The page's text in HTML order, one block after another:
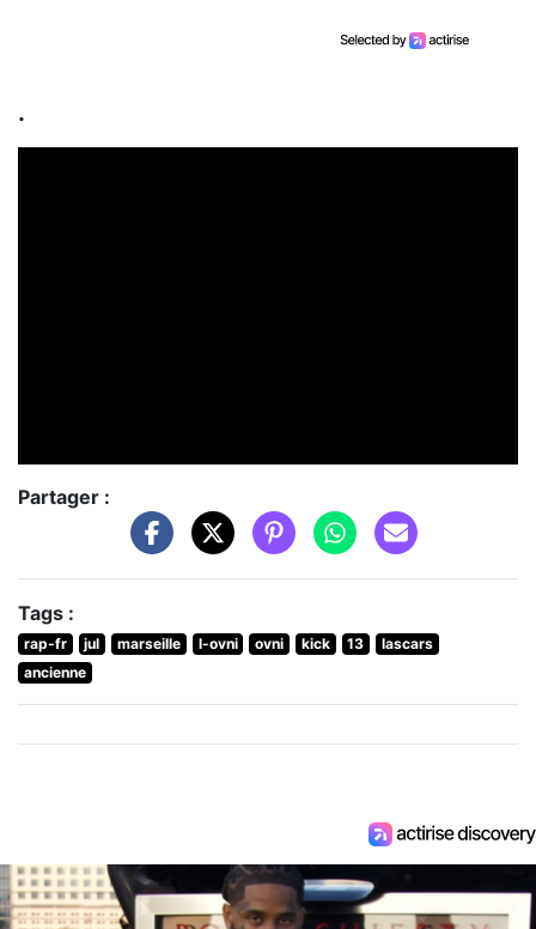
.
Partager :
Tags :
rap-fr jul marseille l-ovni ovni kick 13
lascars
ancienne